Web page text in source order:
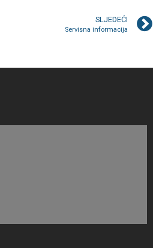
SLJEDEĆI
Servisna informacija